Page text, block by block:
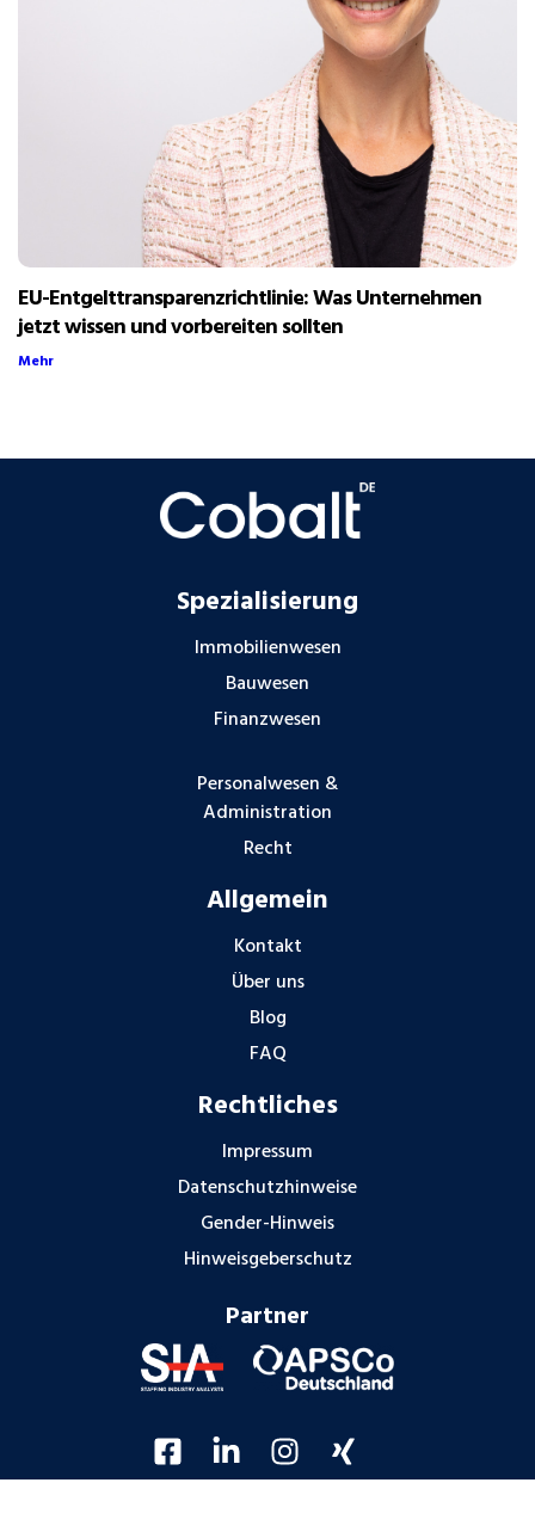
EU-Entgelttransparenzrichtlinie: Was Unternehmen
jetzt wissen und vorbereiten sollten
Mehr
Spezialisierung
Immobilienwesen
Bauwesen
Finanzwesen
Personalwesen &
Administration
Recht
Allgemein
Kontakt
Über uns
Blog
FAQ
Rechtliches
Impressum
Datenschutzhinweise
Gender-Hinweis
Hinweisgeberschutz
Partner